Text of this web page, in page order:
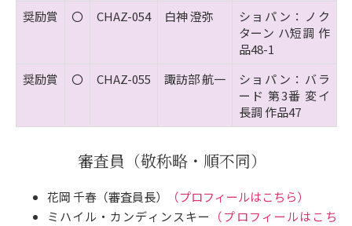
奨励賞
〇 CHAZ-054 白神 澄弥
ショパン：ノク
ターン ハ短調 作
品48-1
奨励賞
〇 CHAZ-055 諏訪部 航一
ショパン：バラ
ード 第3番 変イ
長調 作品47
審査員 （敬称略・順不同）
花岡 千春（審査員長）
（プロフィールはこちら）
ミハイル・カンディンスキー
（プロフィールはこち